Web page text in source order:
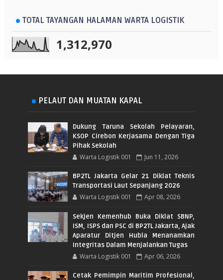
TOTAL TAYANGAN HALAMAN WARTA LOGISTIK
1,312,970
PELAUT DAN MUATAN KAPAL
Dukung Taruna Sekolah Pelayaran,
KSOP Cirebon Kerjasama Dengan Tiga
Pihak Sekolah
Warta Logistik 001 Jun 11, 2026
BP2TL Jakarta Gelar 21 Diklat Teknis
Transportasi Laut Sepanjang 2026
Warta Logistik 001 Apr 08, 2026
Sekjen Kemenhub Buka Diklat SBNP,
ISM, ISPS dan PSC di BP2TL Jakarta, Ajak
Aparatur Ditjen Hubla Menanamkan
Integritas Dalam Menjalankan Tugas
Warta Logistik 001 Apr 06, 2026
Cetak Pemimpin Maritim Profesional,